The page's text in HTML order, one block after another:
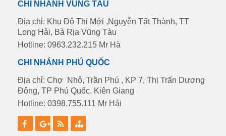
CHI NHÁNH VŨNG TÀU
Địa chỉ: Khu Đô Thi Mới ,Nguyễn Tất Thành, TT
Long Hải, Bà Rịa Vũng Tàu
Hotline: 0963.232.215 Mr Hà
CHI NHÁNH PHÚ QUỐC
Địa chỉ: Chợ Nhỏ, Trần Phú , KP 7, Thị Trấn Dương
Đông, TP Phú Quốc, Kiên Giang
Hotline: 0398.755.111 Mr Hải